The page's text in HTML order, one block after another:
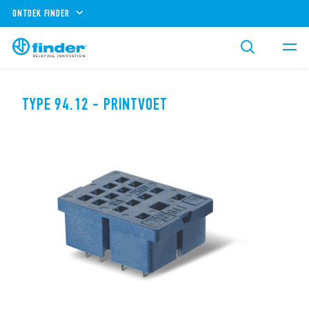
ONTDEK FINDER
TYPE 94.12 - PRINTVOET